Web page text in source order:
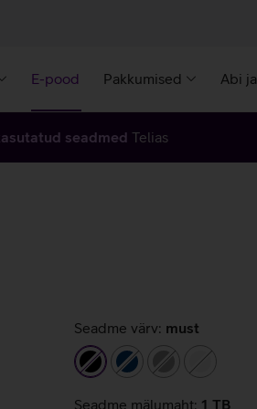
E-pood Pakkumised Abi
seadmed Telias
Seadme värv: must
musttumesinine
hall valge
Seadme mälumaht: 1 TB